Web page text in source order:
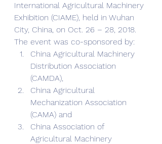
International Agricultural Machinery
Exhibition (CIAME), held in Wuhan
City, China, on Oct. 26 – 28, 2018.
The event was co-sponsored by:
China Agricultural Machinery
Distribution Association
(CAMDA),
China Agricultural
Mechanization Association
(CAMA) and
China Association of
Agricultural Machinery